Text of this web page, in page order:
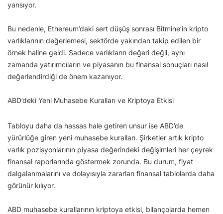
yansıyor.
Bu nedenle, Ethereum’daki sert düşüş sonrası Bitmine’in kripto
varlıklarının değerlemesi, sektörde yakından takip edilen bir
örnek haline geldi. Sadece varlıkların değeri değil, aynı
zamanda yatırımcıların ve piyasanın bu finansal sonuçları nasıl
değerlendirdiği de önem kazanıyor.
ABD’deki Yeni Muhasebe Kuralları ve Kriptoya Etkisi
Tabloyu daha da hassas hale getiren unsur ise ABD’de
yürürlüğe giren yeni muhasebe kuralları. Şirketler artık kripto
varlık pozisyonlarının piyasa değerindeki değişimleri her çeyrek
finansal raporlarında göstermek zorunda. Bu durum, fiyat
dalgalanmalarını ve dolayısıyla zararları finansal tablolarda daha
görünür kılıyor.
ABD muhasebe kurallarının kriptoya etkisi, bilançolarda hemen